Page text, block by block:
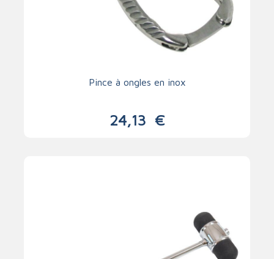
Pince à ongles en inox
24,13 €